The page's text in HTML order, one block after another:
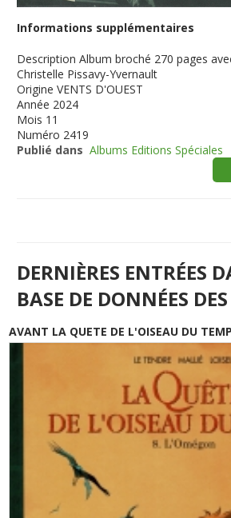
Informations supplémentaires
Description Album broché 270 pages
Christelle Pissavy-Yvernault
Origine VENTS D'OUEST
Année 2024
Mois 11
Numéro 2419
Publié dans Albums Editions Spéciales
DERNIÈRES ENTRÉES
BASE DE DONNÉES
AVANT LA QUETE DE L'OISEAU DU